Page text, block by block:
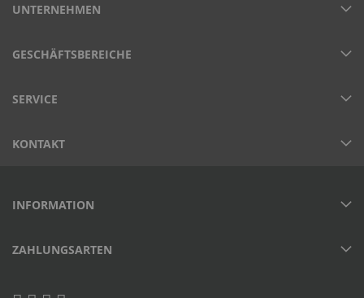
UNTERNEHMEN
GESCHÄFTSBEREICHE
SERVICE
KONTAKT
INFORMATION
ZAHLUNGSARTEN